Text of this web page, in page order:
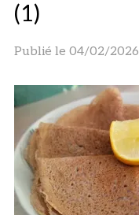
(1)
Publié le 04/02/2026